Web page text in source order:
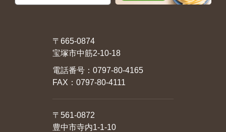
〒665-0874
宝塚市中筋2-10-18
電話番号： 0797-80-4165
FAX：0797-80-4111
〒561-0872
豊中市寺内1-1-10